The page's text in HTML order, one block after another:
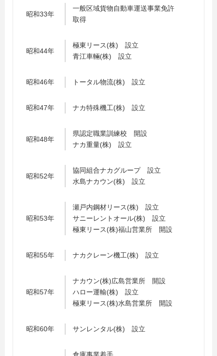
昭和33年
一般区域貨物自動車運送事業免許
取得
昭和44年
極東リース(株) 設立
青江車輛(株) 設立
昭和46年 トータル物流(株) 設立
昭和47年 ナカ特殊機工(株) 設立
昭和48年
県認定職業訓練校 開設
ナカ重量(株) 設立
昭和52年
協同組合ナカグループ 設立
水島ナカウン(株) 設立
昭和53年
瀬戸内鋼材リース(株) 設立
サニーレントオール(株) 設立
極東リース(株)福山営業所 開設
昭和55年 ナカクレーン機工(株) 設立
昭和57年
ナカウン(株)広島営業所 開設
ハロー運輸(株) 設立
極東リース(株)水島営業所 開設
昭和60年 サンレンタル(株) 設立